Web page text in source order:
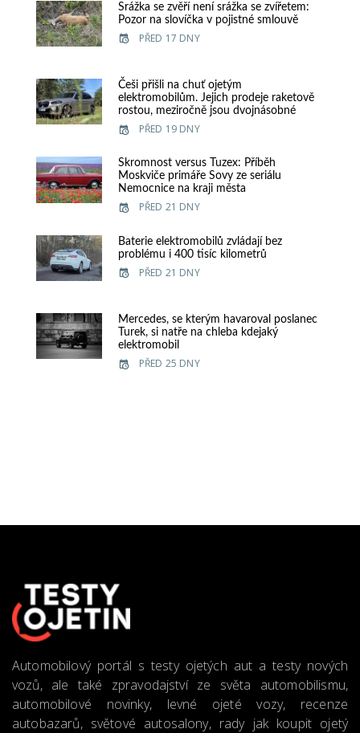
Srážka se zvěří není srážka se zvířetem:
Pozor na slovíčka v pojistné smlouvě
PŘED 17 DNY
Češi přišli na chuť ojetým
elektromobilům. Jejich prodeje raketově
rostou, meziročně jsou dvojnásobné
PŘED 19 DNY
Skromnost versus Tuzex: Příběh
Moskviče primáře Sovy ze seriálu
Nemocnice na kraji města
PŘED 21 DNY
Baterie elektromobilů zvládají bez
problému i 400 tisíc kilometrů
PŘED 21 DNY
Mercedes, se kterým havaroval poslanec
Turek, si natře na chleba kdejaký
elektromobil
PŘED 25 DNY
Automobilový portál s testy ojetých aut a testy nových
vozů, ale také zpravodajství ze světa automobilismu,
automobilové novinky, levné ojeté vozy, recenze
autobazarů, světové autosalony, rady jak koupit ojetý